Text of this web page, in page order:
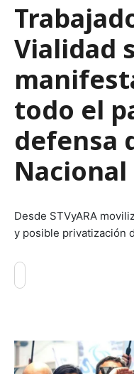
Vialidad
todo el
defensa
Nacional
Desde STVyARA
y posible privatización